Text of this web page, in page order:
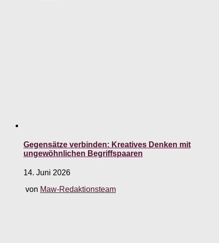
Gegensätze verbinden: Kreatives Denken mit
ungewöhnlichen Begriffspaaren
14. Juni 2026
von Maw-Redaktionsteam